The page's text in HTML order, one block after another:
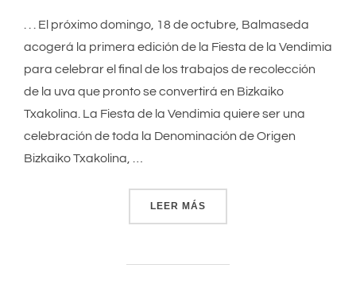
. . . El próximo domingo, 18 de octubre, Balmaseda
acogerá la primera edición de la Fiesta de la Vendimia
para celebrar el final de los trabajos de recolección
de la uva que pronto se convertirá en Bizkaiko
Txakolina. La Fiesta de la Vendimia quiere ser una
celebración de toda la Denominación de Origen
Bizkaiko Txakolina, …
LEER MÁS